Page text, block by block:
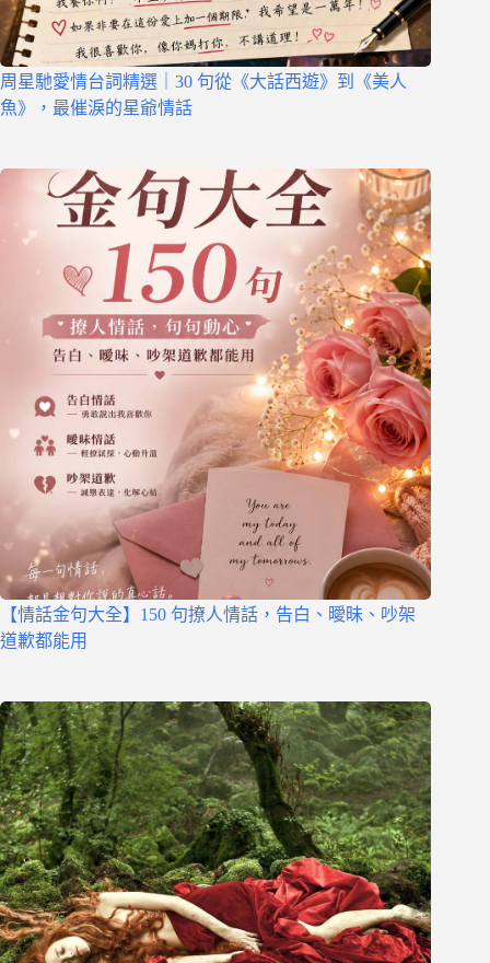
周星馳愛情台詞精選｜30 句從《大話西遊》到《美人
魚》，最催淚的星爺情話
【情話金句大全】150 句撩人情話，告白、曖昧、吵架
道歉都能用